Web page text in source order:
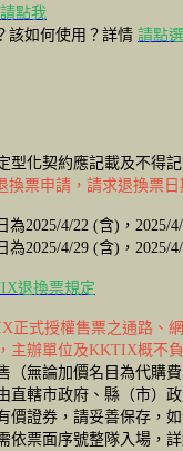
請點我
該如何使用？詳情 請點
型化契約應記載及不得
換票申請，請求退換票
為2025/4/22 (含)，2025/
為2025/4/29 (含)，2025/
退換票規定
正式授權售票之通路、
主辦單位及KKTIX概不負
（無論加價名目為代購
直轄市政府、縣（市）
價證券，請妥善保存，
依票面序號整隊入場，